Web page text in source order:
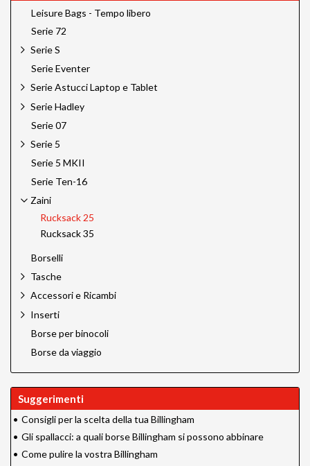
Leisure Bags - Tempo libero
Serie 72
Serie S
Serie Eventer
Serie Astucci Laptop e Tablet
Serie Hadley
Serie 07
Serie 5
Serie 5 MKII
Serie Ten-16
Zaini
Rucksack 25
Rucksack 35
Borselli
Tasche
Accessori e Ricambi
Inserti
Borse per binocoli
Borse da viaggio
Suggerimenti
• Consigli per la scelta della tua Billingham
• Gli spallacci: a quali borse Billingham si possono abbinare
• Come pulire la vostra Billingham